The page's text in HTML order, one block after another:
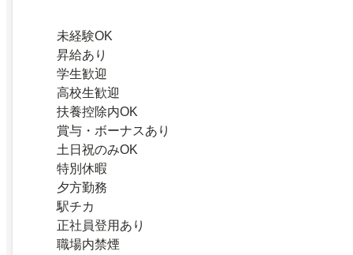
未経験OK
昇給あり
学生歓迎
高校生歓迎
扶養控除内OK
賞与・ボーナスあり
土日祝のみOK
特別休暇
夕方勤務
駅チカ
正社員登用あり
職場内禁煙